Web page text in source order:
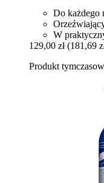
Do każdego
W
129,00 zł (181,69
Produkt